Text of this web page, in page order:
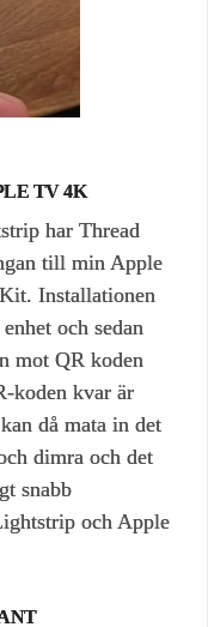
TV 4K
har Thread
till min Apple
Installationen
och sedan
mot QR koden
koden kvar är
då mata in det
dimra och det
snabb
och Apple